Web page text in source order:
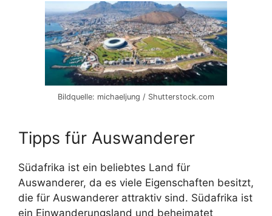
Bildquelle: michaeljung / Shutterstock.com
Tipps für Auswanderer
Südafrika ist ein beliebtes Land für
Auswanderer, da es viele Eigenschaften besitzt,
die für Auswanderer attraktiv sind. Südafrika ist
ein Einwanderungsland und beheimatet